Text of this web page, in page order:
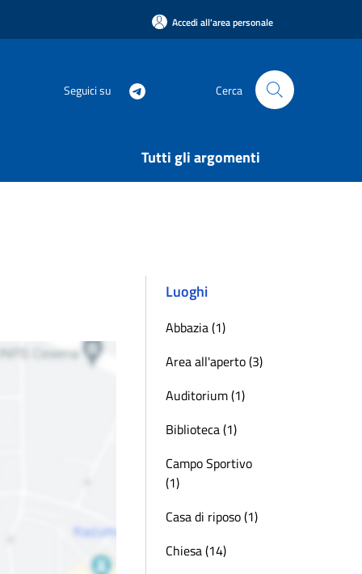
Accedi all'area personale
Seguici su Cerca
Tutti gli argomenti
Luoghi
Abbazia (1)
Area all'aperto (3)
Auditorium (1)
Biblioteca (1)
Campo Sportivo
(1)
Casa di riposo (1)
Chiesa (14)